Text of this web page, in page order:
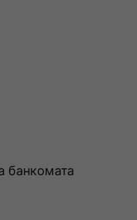
банкомата